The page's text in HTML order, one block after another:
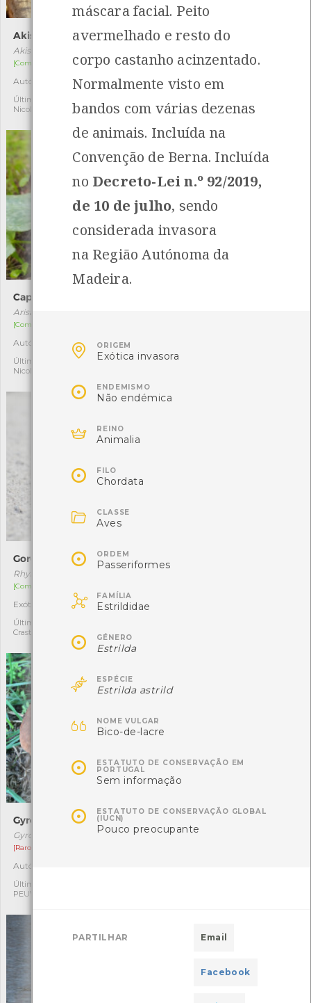
Akis granulifera
Akis granulifera
[Comum]
Autóctone
Última observação por:
Nicole Viana
1
Milax gagates
[Comum]
Autóctone
Nicole Viana
Capuz-de-frade
Arisarum simorrhinum
[Comum]
Autóctone
Última observação por:
Nicole Viana
Última observação por:
Gorgulho-das-palmeiras
Rhynchophorus ferrugineus
[Comum]
Exótica
Última observação por: Sofia
Crasto
5
Gyroporus castaneus
Gyroporus castaneus
[Raro]
Autóctone
Última observação por:
PEUVC
Ganso-patola
Morus bassanus
máscara facial. Peito
avermelhado e resto do
corpo castanho acinzentado.
Normalmente visto em
bandos com várias dezenas
de animais. Incluída na
Convenção de Berna. Incluída
no Decreto-Lei n.º 92/2019,
de 10 de julho, sendo
considerada invasora
na Região Autónoma da
Madeira.
 ORIGEM
Exótica invasora
 ENDEMISMO
Não endémica
 REINO
Animalia
 FILO
Chordata
 CLASSE
Aves
 ORDEM
Passeriformes
 FAMÍLIA
Estrildidae
 GÉNERO
Estrilda
 ESPÉCIE
Estrilda astrild
 NOME VULGAR
Bico-de-lacre
 ESTATUTO DE CONSERVAÇÃO EM
PORTUGAL
Sem informação
 ESTATUTO DE CONSERVAÇÃO GLOBAL
(IUCN)
Pouco preocupante
PARTILHAR Email
Facebook